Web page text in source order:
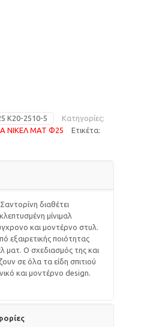
Κ20-2510-5
Κατηγορίες:
ΝΙΚΕΛ ΜΑΤ Φ25 Ετικέτα:
διαθέτει
μίνιμαλ
και μοντέρνο στυλ.
εξαιρετικής ποιότητας
ματ. Ο σχεδιασμός της και
σε όλα τα είδη σπιτιού
και μοντέρνο design.